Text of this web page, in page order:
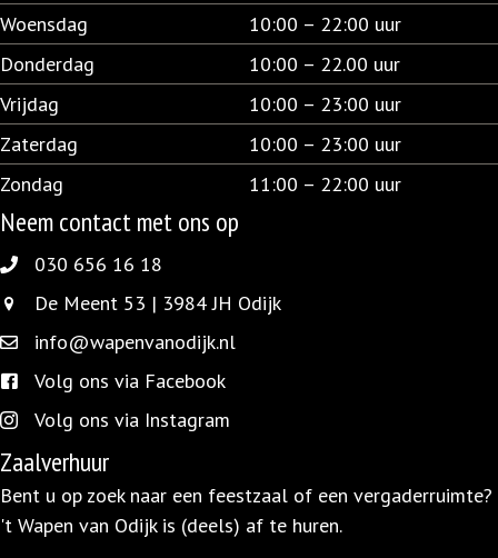
Woensdag
10:00 – 22:00 uur
Donderdag
10:00 – 22.00 uur
Vrijdag
10:00 – 23:00 uur
Zaterdag
10:00 – 23:00 uur
Zondag
11:00 – 22:00 uur
Neem contact met ons op
030 656 16 18
030 656 16 18
De Meent 53 | 3984 JH Odijk
De Meent 53 | 3984 JH Odijk
info@wapenvanodijk.nl
info@wapenvanodijk.nl
facebook.com/wapen.vanodijk/
Volg ons via Facebook
instagram.com/wapenvanodijk/
Volg ons via Instagram
Zaalverhuur
Bent u op zoek naar een feestzaal of een vergaderruimte?
't Wapen van Odijk is (deels) af te huren.